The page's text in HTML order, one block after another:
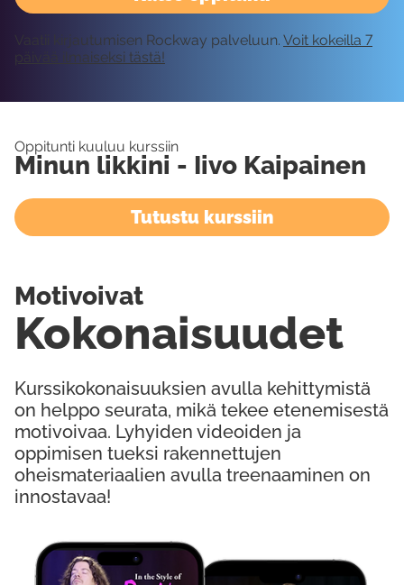
Vaatii kirjautumisen Rockway palveluun. Voit kokeilla 7
päivää ilmaiseksi tästä!
Oppitunti kuuluu kurssiin
Minun likkini - Iivo Kaipainen
Tutustu kurssiin
Kurssikokonaisuuksien avulla kehittymistä
on helppo seurata, mikä tekee etenemisestä
motivoivaa. Lyhyiden videoiden ja
oppimisen tueksi rakennettujen
oheismateriaalien avulla treenaaminen on
innostavaa!
Kokonaisuudet
Motivoivat